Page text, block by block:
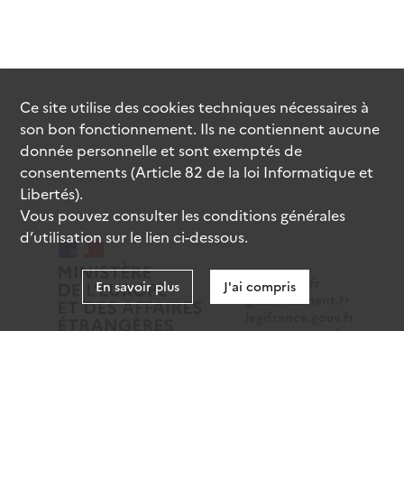
data.gouv.fr
gouvernement.fr
service-public.fr
Ce site utilise descookiestechniques nécessaires à
son bon fonctionnement. Ils ne contiennent aucune
donnée personnelle et sont exemptés de
consentements (Article 82 de la loi Informatique et
Libertés).
Vous pouvez consulter les conditions générales
d’utilisation sur le lien ci-dessous.
En savoir plus J'ai compris